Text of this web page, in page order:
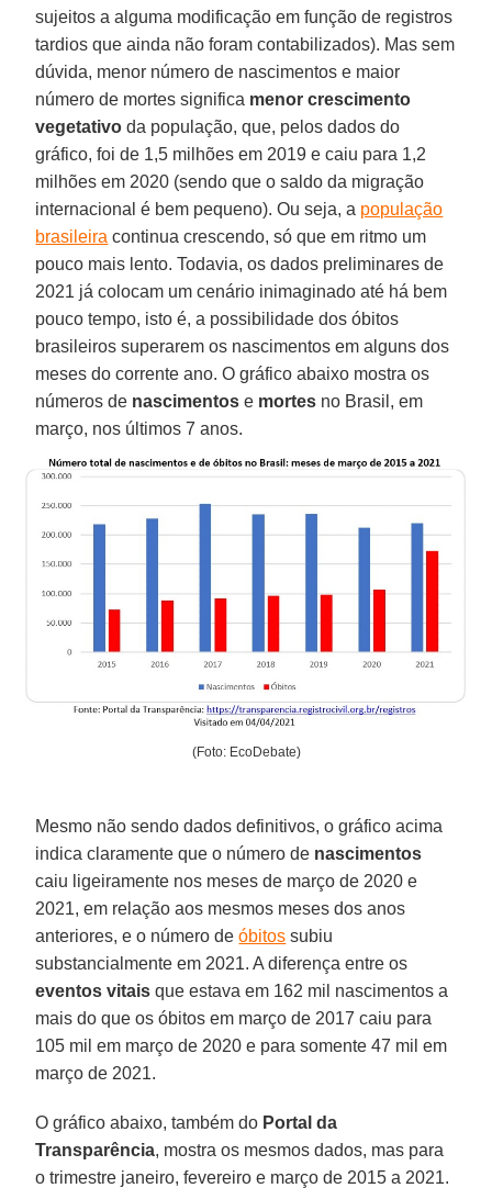
sujeitos a alguma modificação em função de registros
tardios que ainda não foram contabilizados). Mas sem
dúvida, menor número de nascimentos e maior
número de mortes significa menor crescimento
vegetativo da população, que, pelos dados do
gráfico, foi de 1,5 milhões em 2019 e caiu para 1,2
milhões em 2020 (sendo que o saldo da migração
internacional é bem pequeno). Ou seja, a população
brasileira continua crescendo, só que em ritmo um
pouco mais lento. Todavia, os dados preliminares de
2021 já colocam um cenário inimaginado até há bem
pouco tempo, isto é, a possibilidade dos óbitos
brasileiros superarem os nascimentos em alguns dos
meses do corrente ano. O gráfico abaixo mostra os
números de nascimentos e mortes no Brasil, em
março, nos últimos 7 anos.
(Foto: EcoDebate)
Mesmo não sendo dados definitivos, o gráfico acima
indica claramente que o número de nascimentos
caiu ligeiramente nos meses de março de 2020 e
2021, em relação aos mesmos meses dos anos
anteriores, e o número deóbitos subiu
substancialmente em 2021. A diferença entre os
eventos vitais que estava em 162 mil nascimentos a
mais do que os óbitos em março de 2017 caiu para
105 mil em março de 2020 e para somente 47 mil em
março de 2021.
O gráfico abaixo, também do Portal da
Transparência, mostra os mesmos dados, mas para
o trimestre janeiro, fevereiro e março de 2015 a 2021.